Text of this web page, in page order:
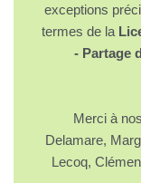
exceptions
termes de la
- Partage
Merci à
Delamare,
Lecoq,